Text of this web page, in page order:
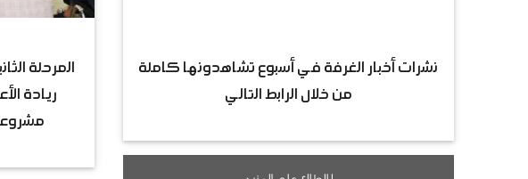
نشرات أخبار الغرفة في أسبوع تشاهدونها كاملة
من خلال الرابط التالي
المرحلة
ريادة